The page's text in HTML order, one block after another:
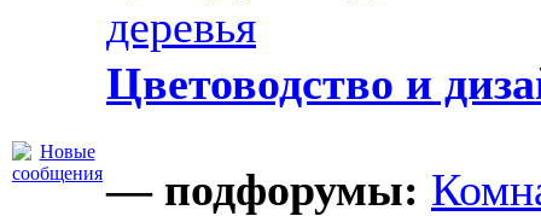
деревья
Цветоводство и
— подфорумы: